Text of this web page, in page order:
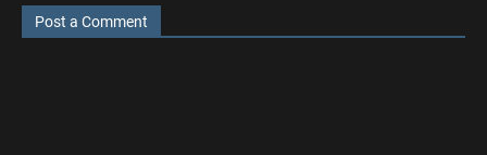
Post a Comment